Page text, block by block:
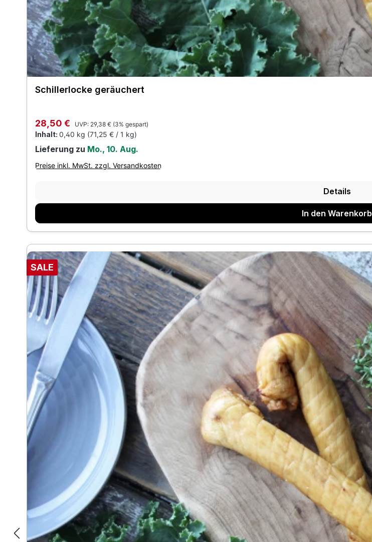
Schillerlocke geräuchert
Verkaufspreis:
28,50 € UVP: Regulärer Preis:
29,38 € (3% gespart)
Inhalt: 0,40 kg (71,25 € / 1 kg)
Lieferung zu Mo., 10. Aug.
Preise inkl. MwSt. zzgl. Versandkosten
Details
In den Warenkorb
SALE